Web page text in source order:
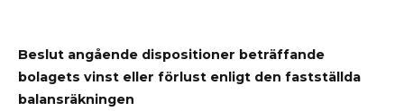
Beslut angående dispositioner beträffande
bolagets vinst eller förlust enligt den fastställda
balansräkningen